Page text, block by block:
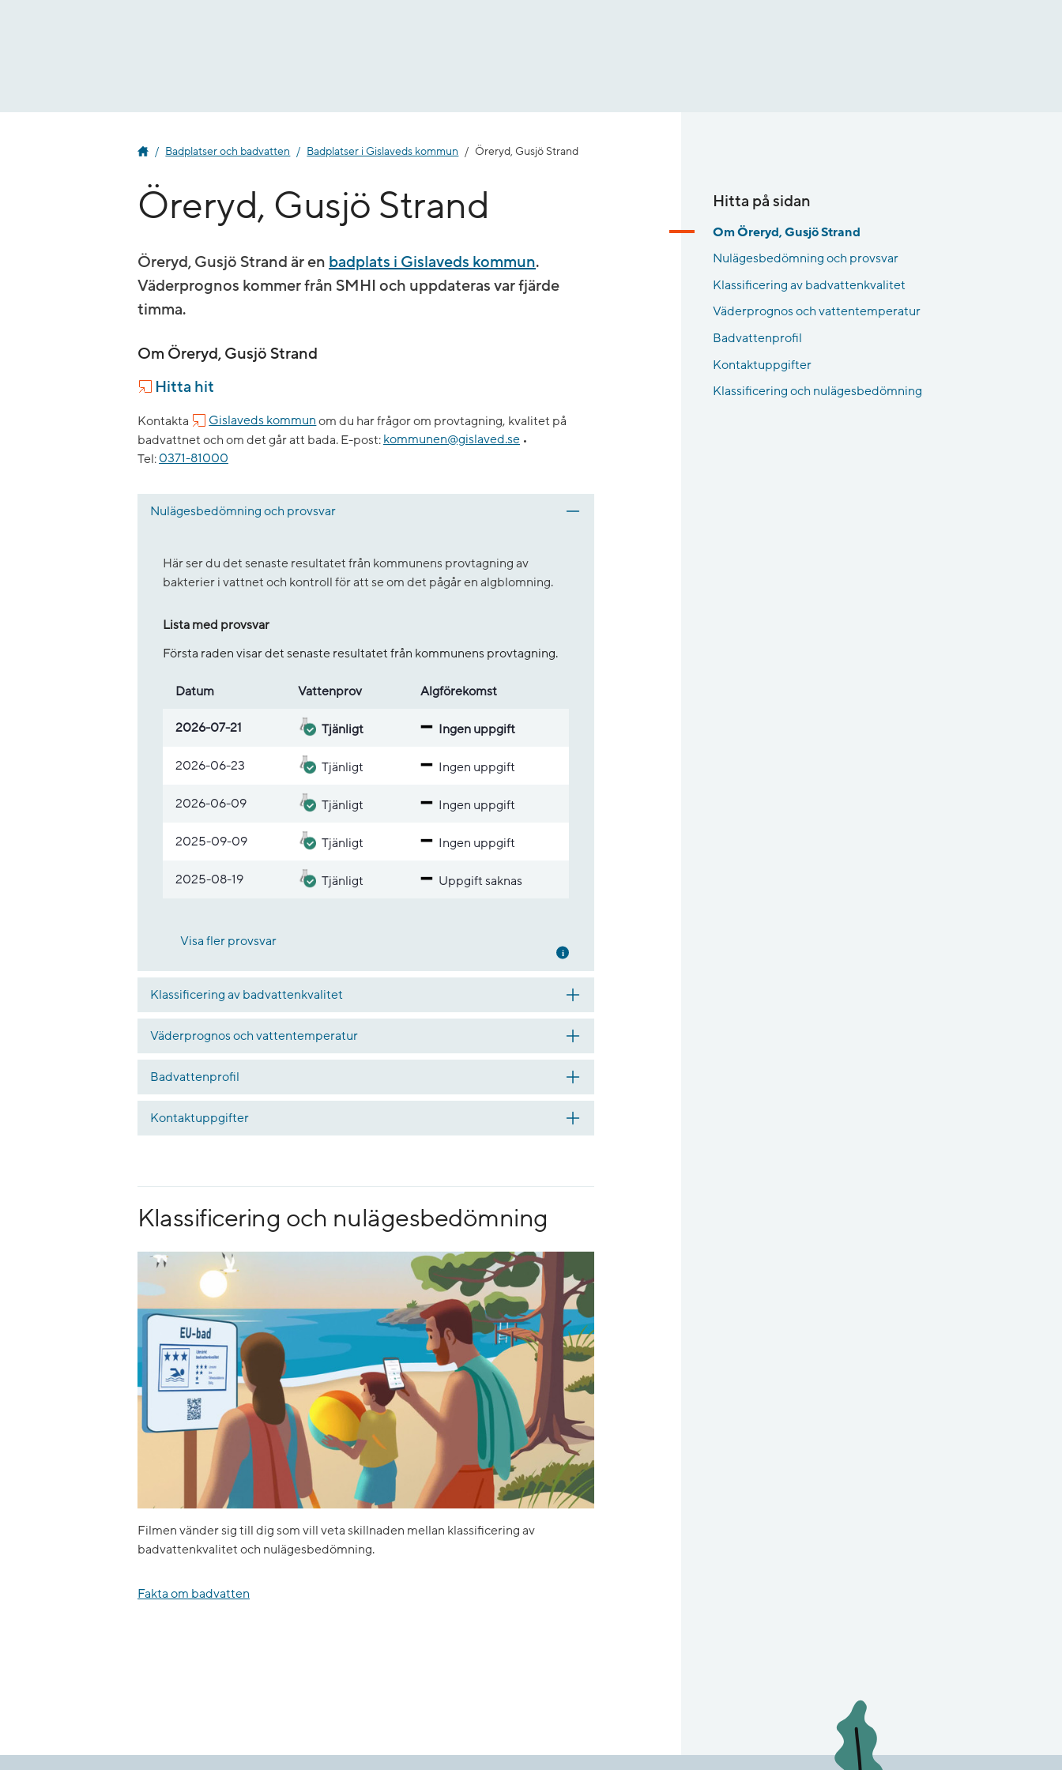
Badplatser och badvatten Badplatser i Gislaveds kommun Öreryd, Gusjö Strand
Öreryd, Gusjö Strand
Öreryd, Gusjö Strand är en badplats i Gislaveds kommun.
Väderprognos kommer från SMHI och uppdateras var fjärde
timma.
Om Öreryd, Gusjö Strand
Hitta hit
Kontakta Gislaveds kommun om du har frågor om provtagning, kvalitet på
badvattnet och om det går att bada. E-post: kommunen@gislaved.se •
Tel: 0371-81000
Nulägesbedömning och provsvar
Här ser du det senaste resultatet från kommunens provtagning av
bakterier i vattnet och kontroll för att se om det pågår en algblomning.
Lista med provsvar
Första raden visar det senaste resultatet från kommunens provtagning.
Datum Vatten­prov Alg­före­komst
2026-07-21 Tjänligt Ingen uppgift
2026-06-23 Tjänligt Ingen uppgift
2026-06-09 Tjänligt Ingen uppgift
2025-09-09 Tjänligt Ingen uppgift
2025-08-19 Tjänligt Upp­gift sak­nas
Visa fler provsvar Mer information
Klassificering av badvattenkvalitet
Väderprognos och vattentemperatur
Badvattenprofil
Kontaktuppgifter
Klassificering och nulägesbedömning
Filmen vänder sig till dig som vill veta skillnaden mellan klassificering av
badvattenkvalitet och nulägesbedömning.
Fakta om badvatten
Hitta på sidan
Om Öreryd, Gusjö Strand
Nulägesbedömning och provsvar
Klassificering av badvattenkvalitet
Väderprognos och vattentemperatur
Badvattenprofil
Kontaktuppgifter
Klassificering och nulägesbedömning